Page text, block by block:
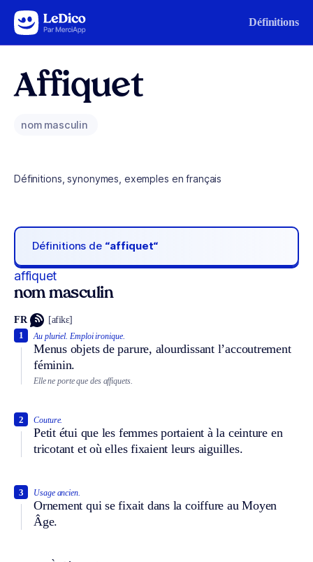
Aller au contenu Définitions
Affiquet
nom masculin
Définitions, synonymes, exemples en français
Définitions de “affiquet“
affiquet
nom masculin
FR [afikɛ]
Au pluriel. Emploi ironique.
Menus objets de parure, alourdissant l’accoutrement
féminin.
1
Elle ne porte que des affiquets.
Couture.
Petit étui que les femmes portaient à la ceinture en
tricotant et où elles fixaient leurs aiguilles.
2
Usage ancien.
Ornement qui se fixait dans la coiffure au Moyen
Âge.
3